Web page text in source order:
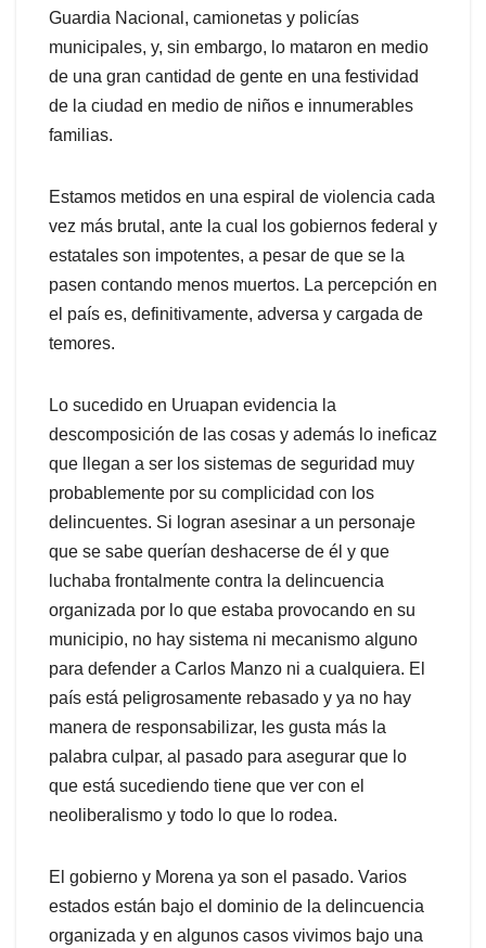
Guardia Nacional, camionetas y policías
municipales, y, sin embargo, lo mataron en medio
de una gran cantidad de gente en una festividad
de la ciudad en medio de niños e innumerables
familias.
Estamos metidos en una espiral de violencia cada
vez más brutal, ante la cual los gobiernos federal y
estatales son impotentes, a pesar de que se la
pasen contando menos muertos. La percepción en
el país es, definitivamente, adversa y cargada de
temores.
Lo sucedido en Uruapan evidencia la
descomposición de las cosas y además lo ineficaz
que llegan a ser los sistemas de seguridad muy
probablemente por su complicidad con los
delincuentes. Si logran asesinar a un personaje
que se sabe querían deshacerse de él y que
luchaba frontalmente contra la delincuencia
organizada por lo que estaba provocando en su
municipio, no hay sistema ni mecanismo alguno
para defender a Carlos Manzo ni a cualquiera. El
país está peligrosamente rebasado y ya no hay
manera de responsabilizar, les gusta más la
palabra culpar, al pasado para asegurar que lo
que está sucediendo tiene que ver con el
neoliberalismo y todo lo que lo rodea.
El gobierno y Morena ya son el pasado. Varios
estados están bajo el dominio de la delincuencia
organizada y en algunos casos vivimos bajo una